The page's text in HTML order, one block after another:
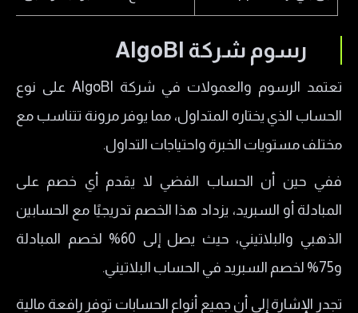
رسوم شركة AlgoBI
تعتمد الرسوم والعمولات في شركة AlgoBI على نوع
الحساب الذي يختاره المتداول، مما يوفر مرونة تتناسب مع
مختلف مستويات الخبرة واحتياجات التداول.
ففي حين أن الحساب الفضي لا يقدم أي خصم على
المبادلة أو السبريد، يزداد هذا الخصم تدريجيًا مع الحسابين
الذهبي والبلاتيني، حيث يصل إلى 60% لخصم المبادلة
و75% لخصم السبريد في الحساب البلاتيني.
تجدر الإشارة إلى أن جميع أنواع الحسابات توفر رافعة مالية